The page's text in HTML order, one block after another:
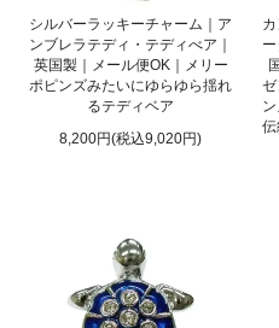
シルバーラッキーチャーム｜ア
ンブレラテディ・テディべア｜
英国製｜メール便OK｜メリー
ポピンズみたいにゆらゆら揺れ
るテディベア
8,200円(税込9,020円)